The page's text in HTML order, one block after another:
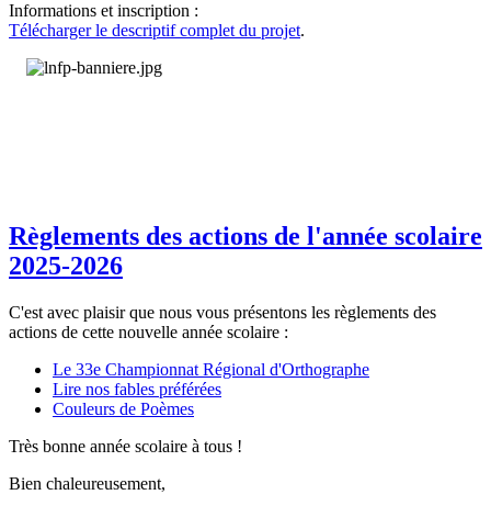
Informations et inscription :
Télécharger le descriptif complet du projet.
Règlements des actions de l'année scolaire
2025-2026
C'est avec plaisir que nous vous présentons les règlements des
actions de cette nouvelle année scolaire :
Le 33e Championnat Régional d'Orthographe
Lire nos fables préférées
Couleurs de Poèmes
Très bonne année scolaire à tous !
Bien chaleureusement,